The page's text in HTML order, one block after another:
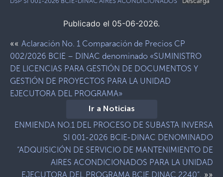
Publicado el 05-06-2026.
«« Aclaración No. 1 Comparación de Precios CP
002/2026 BCIE – DINAC denominado «SUMINISTRO
DE LICENCIAS PARA GESTIÓN DE DOCUMENTOS Y
GESTIÓN DE PROYECTOS PARA LA UNIDAD
EJECUTORA DEL PROGRAMA»
Ir a Noticias
ENMIENDA NO.1 DEL PROCESO DE SUBASTA INVERSA
SI 001-2026 BCIE-DINAC DENOMINADO
“ADQUISICIÓN DE SERVICIO DE MANTENIMIENTO DE
AIRES ACONDICIONADOS PARA LA UNIDAD
EJECUTORA DEL PROGRAMA BCIE DINAC 2240”. »»